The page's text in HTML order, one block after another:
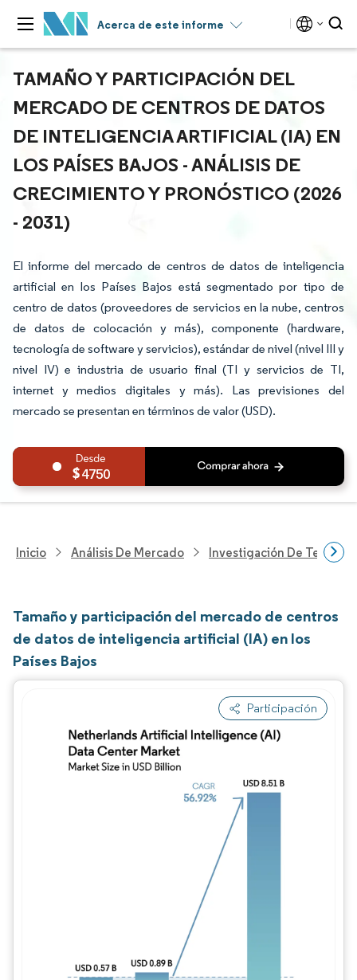
Acerca de este informe
TAMAÑO Y PARTICIPACIÓN DEL
MERCADO DE CENTROS DE DATOS
DE INTELIGENCIA ARTIFICIAL (IA) EN
LOS PAÍSES BAJOS - ANÁLISIS DE
CRECIMIENTO Y PRONÓSTICO (2026
- 2031)
El informe del mercado de centros de datos de inteligencia
artificial en los Países Bajos está segmentado por tipo de
centro de datos (proveedores de servicios en la nube, centros
de datos de colocación y más), componente (hardware,
tecnología de software y servicios), estándar de nivel (nivel III y
nivel IV) e industria de usuario final (TI y servicios de TI,
internet y medios digitales y más). Las previsiones del
mercado se presentan en términos de valor (USD).
4750
Inicio Análisis De Mercado Investigación De
Tamaño y participación del mercado de centros
de datos de inteligencia artificial (IA) en los
Países Bajos
Participación
Imagen © Mordor Intelligence. El uso